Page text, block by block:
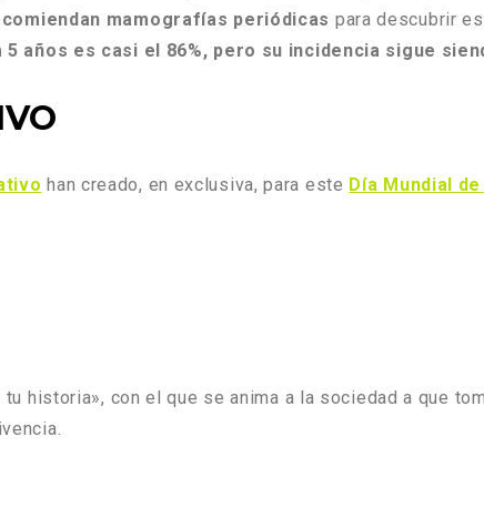
mamografías periódicas para descubrir
años es casi el 86%, pero su incidencia sigue
han creado, en exclusiva, para este Día Mundial
historia», con el que se anima a la sociedad a que